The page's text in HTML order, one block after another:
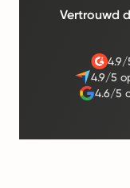
Vertrouwd
4.9/
4.9/5
4.6/5